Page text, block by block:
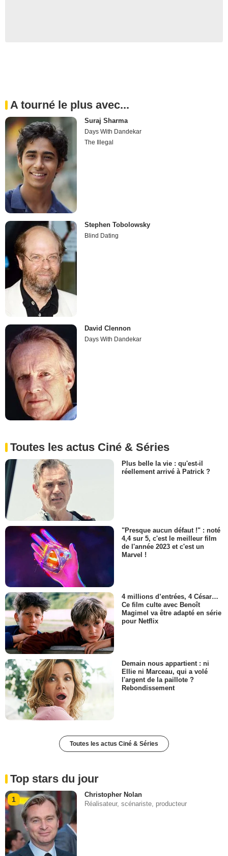
A tourné le plus avec...
Suraj Sharma
Days With Dandekar
The Illegal
Stephen Tobolowsky
Blind Dating
David Clennon
Days With Dandekar
Toutes les actus Ciné & Séries
Plus belle la vie : qu'est-il
réellement arrivé à Patrick ?
"Presque aucun défaut !" : noté
4,4 sur 5, c'est le meilleur film
de l'année 2023 et c'est un
Marvel !
4 millions d’entrées, 4 César…
Ce film culte avec Benoît
Magimel va être adapté en série
pour Netflix
Demain nous appartient : ni
Ellie ni Marceau, qui a volé
l'argent de la paillote ?
Rebondissement
Toutes les actus Ciné & Séries
Top stars du jour
1
Christopher Nolan
Réalisateur, scénariste, producteur